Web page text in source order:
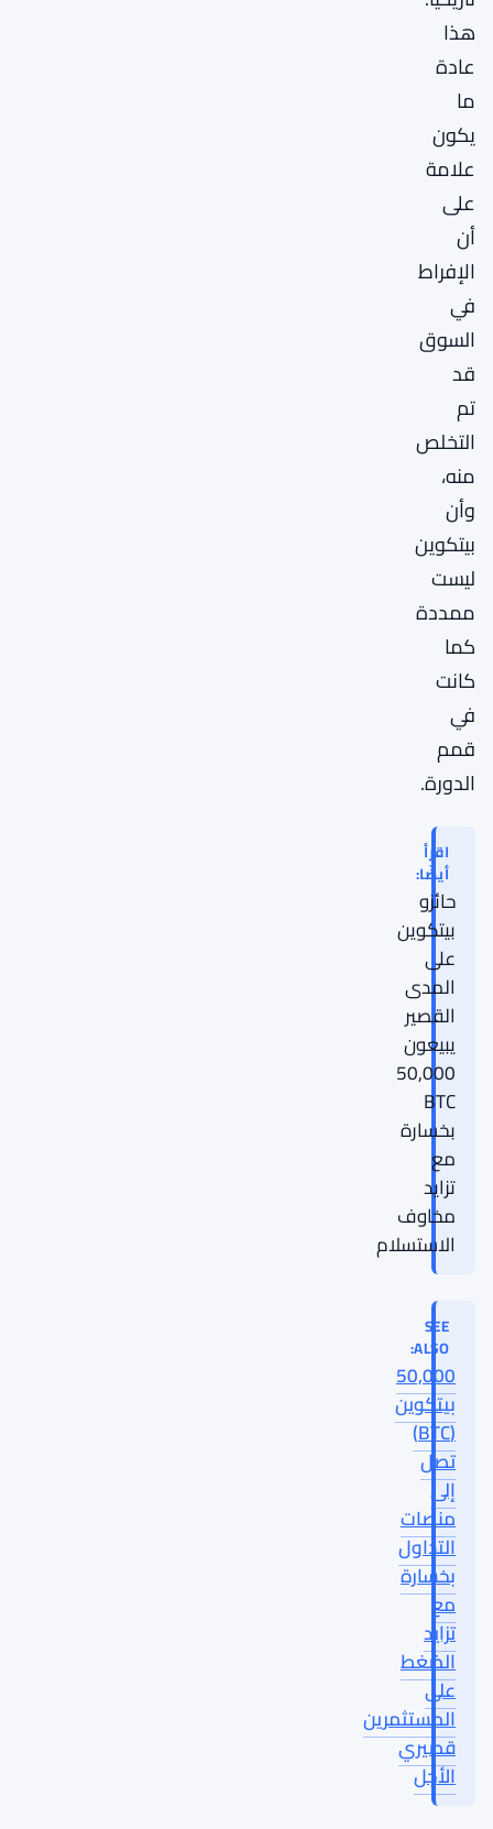
هذا
عادة
ما
يكون
علامة
على
أن
الإفراط
في
السوق
قد
تم
التخلص
منه،
وأن
بيتكوين
ليست
ممددة
كما
كانت
في
قمم
الدورة.
اقرأ
أيضًا:
حائزو
بيتكوين
على
المدى
القصير
يبيعون
50,000
BTC
بخسارة
مع
تزايد
مخاوف
الاستسلام
SEE
ALSO:
50,000
بيتكوين
(BTC)
تصل
إلى
منصات
التداول
بخسارة
مع
تزايد
الضغط
على
المستثمرين
قصيري
الأجل